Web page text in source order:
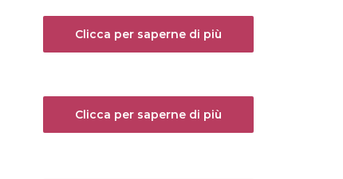
Clicca per saperne di più
Clicca per saperne di più